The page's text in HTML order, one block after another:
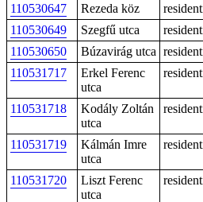
110530647
Rezeda köz
110530649
Szegfű utca
110530650
Búzavirág utca
110531717
Erkel Ferenc
utca
110531718
Kodály Zoltán
utca
110531719
Kálmán Imre
utca
110531720
Liszt Ferenc
utca